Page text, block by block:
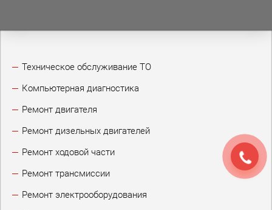
Техническое обслуживание ТО
Компьютерная диагностика
Ремонт двигателя
Ремонт дизельных двигателей
Ремонт ходовой части
Ремонт трансмиссии
Ремонт электрооборудования